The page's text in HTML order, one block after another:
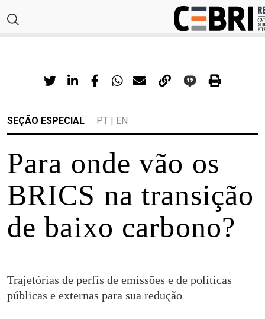
SEÇÃO ESPECIAL PT | EN
Para onde vão os
BRICS na transição
de baixo carbono?
Trajetórias de perfis de emissões e de políticas
públicas e externas para sua redução